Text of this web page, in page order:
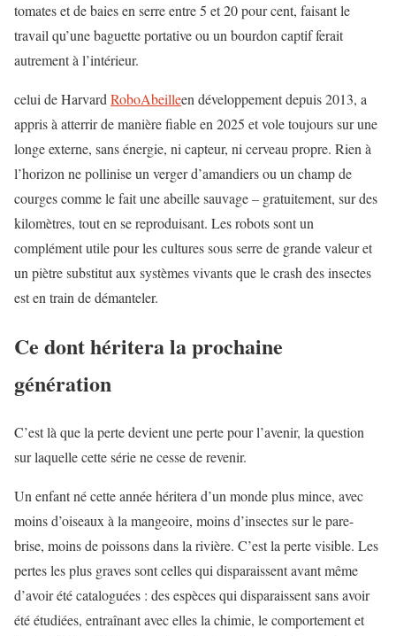
tomates et de baies en serre entre 5 et 20 pour cent, faisant le
travail qu’une baguette portative ou un bourdon captif ferait
autrement à l’intérieur.
celui de HarvardRoboAbeilleen développement depuis 2013, a
appris à atterrir de manière fiable en 2025 et vole toujours sur une
longe externe, sans énergie, ni capteur, ni cerveau propre. Rien à
l’horizon ne pollinise un verger d’amandiers ou un champ de
courges comme le fait une abeille sauvage – gratuitement, sur des
kilomètres, tout en se reproduisant. Les robots sont un
complément utile pour les cultures sous serre de grande valeur et
un piètre substitut aux systèmes vivants que le crash des insectes
est en train de démanteler.
Ce dont héritera la prochaine
génération
C’est là que la perte devient une perte pour l’avenir, la question
sur laquelle cette série ne cesse de revenir.
Un enfant né cette année héritera d’un monde plus mince, avec
moins d’oiseaux à la mangeoire, moins d’insectes sur le pare-
brise, moins de poissons dans la rivière. C’est la perte visible. Les
pertes les plus graves sont celles qui disparaissent avant même
d’avoir été cataloguées : des espèces qui disparaissent sans avoir
été étudiées, entraînant avec elles la chimie, le comportement et